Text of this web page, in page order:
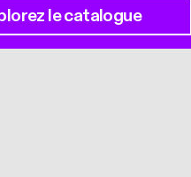
le catalogue